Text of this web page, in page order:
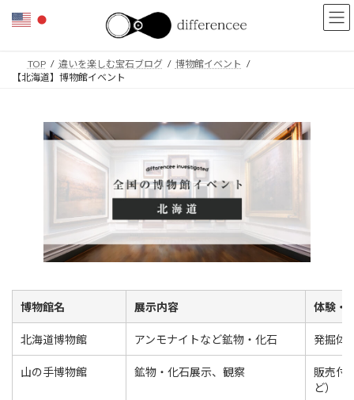
TOP 違いを楽しむ宝石ブログ
博物館イベント
【北海道】博物館イベント
博物館名 展示内容 体験・
北海道博物館 アンモナイトなど鉱物・化石 発掘体
山の手博物館 鉱物・化石展示、観察
販売付
ど）